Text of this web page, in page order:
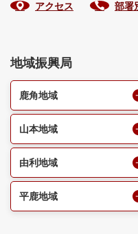
アクセス 部署
地域振興局
鹿角地域
山本地域
由利地域
平鹿地域